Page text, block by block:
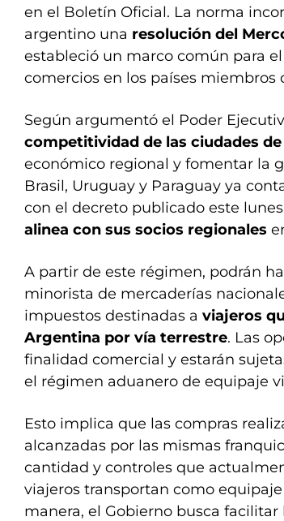
en el Boletín Oficial. La norma
argentino una resolución del
estableció un marco común para
comercios en los países miembros
Según argumentó el Poder
competitividad de las ciudades
económico regional y fomentar la
Brasil, Uruguay y Paraguay ya
con el decreto publicado este
alinea con sus socios regionales
A partir de este régimen, podrán
minorista de mercaderías
impuestos destinadas a viajeros
Argentina por vía terrestre. Las
finalidad comercial y estarán
el régimen aduanero de equipaje
Esto implica que las compras
alcanzadas por las mismas
cantidad y controles que
viajeros transportan como
manera, el Gobierno busca